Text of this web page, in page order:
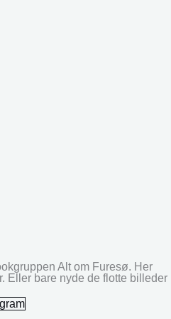
Alt om Furesø. Her
Eller bare nyde de flotte billeder